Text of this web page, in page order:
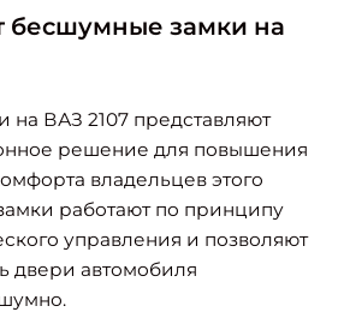
бесшумные замки на
ВАЗ 2107 представляют
решение для повышения
владельцев этого
работают по принципу
управления и позволяют
двери автомобиля